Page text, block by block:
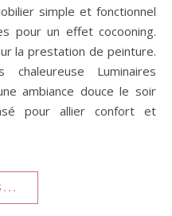
simple et fonctionnel
pour un effet cocooning.
la prestation de peinture.
chaleureuse Luminaires
ambiance douce le soir
pour allier confort et